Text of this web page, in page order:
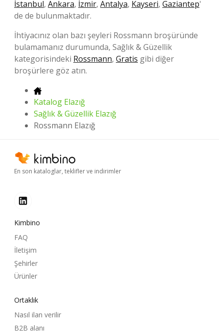
İstanbul, Ankara, İzmir, Antalya, Kayseri, Gaziantep'
de de bulunmaktadır.
İhtiyacınız olan bazı şeyleri Rossmann broşüründe
bulamamanız durumunda, Sağlık & Güzellik
kategorisindeki Rossmann, Gratis gibi diğer
broşürlere göz atın.
Katalog Elazığ
Sağlık & Güzellik Elazığ
Rossmann Elazığ
En son kataloglar, teklifler ve indirimler
Kimbino
FAQ
İletişim
Şehirler
Ürünler
Ortaklık
Nasıl ilan verilir
B2B alanı